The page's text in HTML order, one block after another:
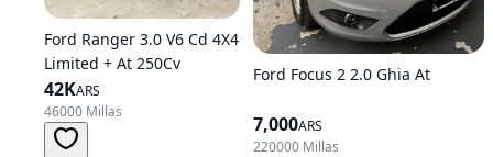
Ford Ranger 3.0 V6 Cd 4X4
Limited + At 250Cv
42KARS
46000 Millas
Ford Focus 2 2.0 Ghia At
7,000ARS
220000 Millas